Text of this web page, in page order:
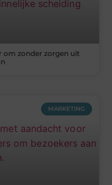
om zonder zorgen uit
MARKETING